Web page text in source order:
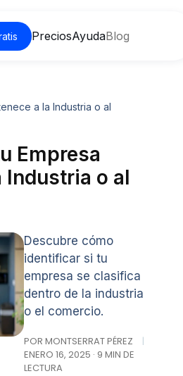
PreciosAyudaBlog
a la Industria o al
Empresa
Industria o al
Descubre cómo
identificar si tu
empresa se clasifica
dentro de la industria
o el comercio.
POR MONTSERRAT PÉREZ
|
ENERO 16, 2025 · 9 MIN DE
LECTURA